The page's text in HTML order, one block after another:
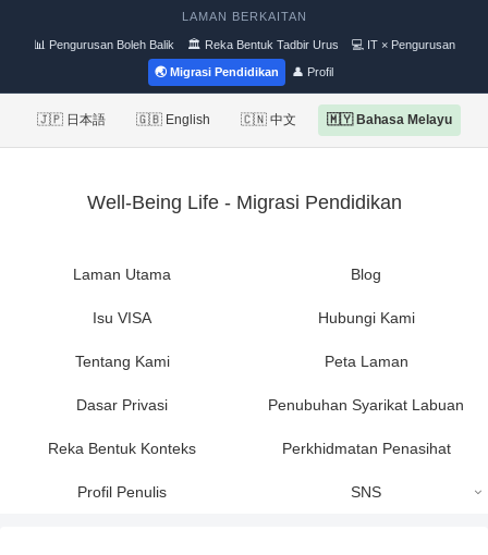
LAMAN BERKAITAN
📊 Pengurusan Boleh Balik 🏛 Reka Bentuk Tadbir Urus 💻 IT × Pengurusan
🌏 Migrasi Pendidikan 👤 Profil
🇯🇵 日本語 🇬🇧 English 🇨🇳 中文 🇲🇾 Bahasa Melayu
Well-Being Life - Migrasi Pendidikan
Laman Utama Blog
Isu VISA Hubungi Kami
Tentang Kami Peta Laman
Dasar Privasi Penubuhan Syarikat Labuan
Reka Bentuk Konteks Perkhidmatan Penasihat
Profil Penulis SNS